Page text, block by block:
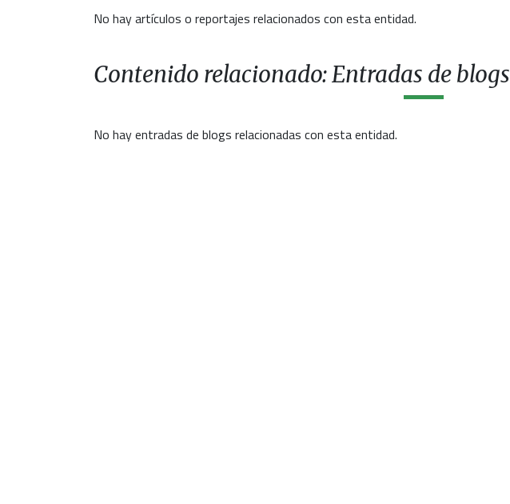
No hay artículos o reportajes relacionados con esta entidad.
Contenido relacionado: Entradas de blogs
No hay entradas de blogs relacionadas con esta entidad.